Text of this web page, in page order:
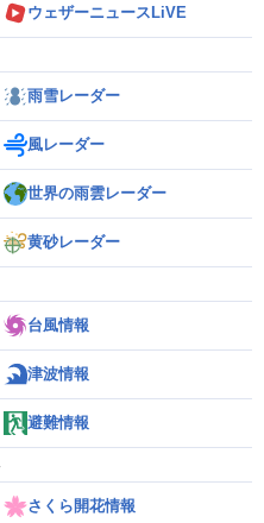
ウェザーニュースLiVE
雨雪レーダー
風レーダー
世界の雨雲レーダー
黄砂レーダー
台風情報
津波情報
避難情報
さくら開花情報